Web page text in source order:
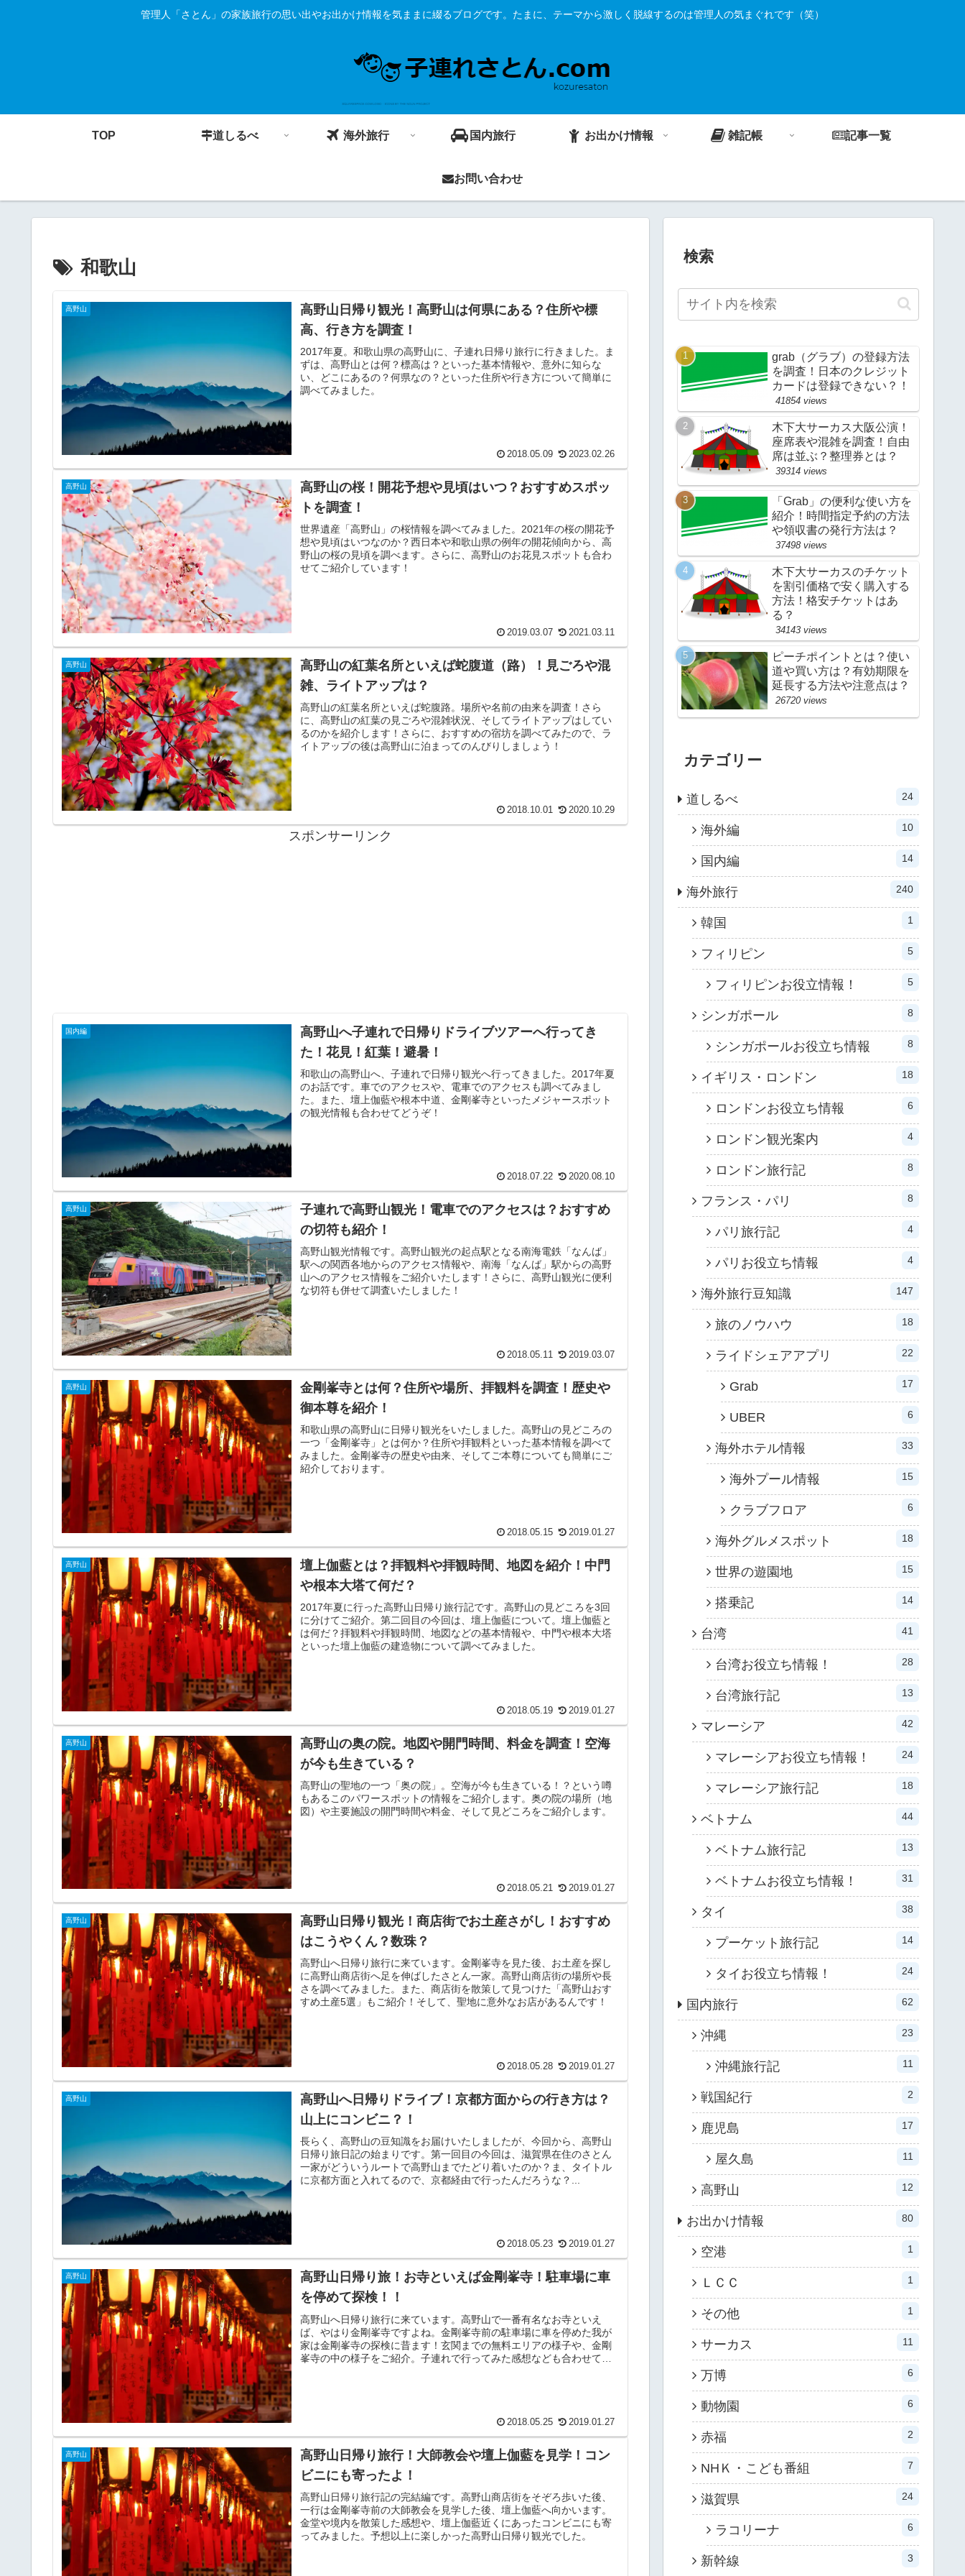
管理人「さとん」の家族旅行の思い出やお出かけ情報を気ままに綴るブログです。たまに、テーマから激しく脱線するのは管理人の気まぐれです（笑）
TOP 道しるべ 海外旅行 国内旅行 お出かけ情報 雑記帳 記事一覧
お問い合わせ
和歌山
高野山
高野山日帰り観光！高野山は何県にある？住所や標
高、行き方を調査！
2017年夏。和歌山県の高野山に、子連れ日帰り旅行に行きました。ま
ずは、高野山とは何？標高は？といった基本情報や、意外に知らな
い、どこにあるの？何県なの？といった住所や行き方について簡単に
調べてみました。
2018.05.09 2023.02.26
高野山
高野山の桜！開花予想や見頃はいつ？おすすめスポッ
トを調査！
世界遺産「高野山」の桜情報を調べてみました。2021年の桜の開花予
想や見頃はいつなのか？西日本や和歌山県の例年の開花傾向から、高
野山の桜の見頃を調べます。さらに、高野山のお花見スポットも合わ
せてご紹介しています！
2019.03.07 2021.03.11
高野山
高野山の紅葉名所といえば蛇腹道（路）！見ごろや混
雑、ライトアップは？
高野山の紅葉名所といえば蛇腹路。場所や名前の由来を調査！さら
に、高野山の紅葉の見ごろや混雑状況、そしてライトアップはしてい
るのかを紹介します！さらに、おすすめの宿坊を調べてみたので、ラ
イトアップの後は高野山に泊まってのんびりしましょう！
2018.10.01 2020.10.29
スポンサーリンク
国内編
高野山へ子連れで日帰りドライブツアーへ行ってき
た！花見！紅葉！避暑！
和歌山の高野山へ、子連れで日帰り観光へ行ってきました。2017年夏
のお話です。車でのアクセスや、電車でのアクセスも調べてみまし
た。また、壇上伽藍や根本中道、金剛峯寺といったメジャースポット
の観光情報も合わせてどうぞ！
2018.07.22 2020.08.10
高野山
子連れで高野山観光！電車でのアクセスは？おすすめ
の切符も紹介！
高野山観光情報です。高野山観光の起点駅となる南海電鉄「なんば」
駅への関西各地からのアクセス情報や、南海「なんば」駅からの高野
山へのアクセス情報をご紹介いたします！さらに、高野山観光に便利
な切符も併せて調査いたしました！
2018.05.11 2019.03.07
高野山
金剛峯寺とは何？住所や場所、拝観料を調査！歴史や
御本尊を紹介！
和歌山県の高野山に日帰り観光をいたしました。高野山の見どころの
一つ「金剛峯寺」とは何か？住所や拝観料といった基本情報を調べて
みました。金剛峯寺の歴史や由来、そしてご本尊についても簡単にご
紹介しております。
2018.05.15 2019.01.27
高野山
壇上伽藍とは？拝観料や拝観時間、地図を紹介！中門
や根本大塔て何だ？
2017年夏に行った高野山日帰り旅行記です。高野山の見どころを3回
に分けてご紹介。第二回目の今回は、壇上伽藍について。壇上伽藍と
は何だ？拝観料や拝観時間、地図などの基本情報や、中門や根本大塔
といった壇上伽藍の建造物について調べてみました。
2018.05.19 2019.01.27
高野山
高野山の奥の院。地図や開門時間、料金を調査！空海
が今も生きている？
高野山の聖地の一つ「奥の院」。空海が今も生きている！？という噂
もあるこのパワースポットの情報をご紹介します。奥の院の場所（地
図）や主要施設の開門時間や料金、そして見どころをご紹介します。
2018.05.21 2019.01.27
高野山
高野山日帰り観光！商店街でお土産さがし！おすすめ
はこうやくん？数珠？
高野山へ日帰り旅行に来ています。金剛峯寺を見た後、お土産を探し
に高野山商店街へ足を伸ばしたさとん一家。高野山商店街の場所や長
さを調べてみました。また、商店街を散策して見つけた「高野山おす
すめ土産5選」もご紹介！そして、聖地に意外なお店があるんです！
2018.05.28 2019.01.27
高野山
高野山へ日帰りドライブ！京都方面からの行き方は？
山上にコンビニ？！
長らく、高野山の豆知識をお届けいたしましたが、今回から、高野山
日帰り旅日記の始まりです。第一回目の今回は、滋賀県在住のさとん
一家がどういうルートで高野山までたどり着いたのか？ま、タイトル
に京都方面と入れてるので、京都経由で行ったんだろうな？...
2018.05.23 2019.01.27
高野山
高野山日帰り旅！お寺といえば金剛峯寺！駐車場に車
を停めて探検！！
高野山へ日帰り旅行に来ています。高野山で一番有名なお寺といえ
ば、やはり金剛峯寺ですよね。金剛峯寺前の駐車場に車を停めた我が
家は金剛峯寺の探検に昔ます！玄関までの無料エリアの様子や、金剛
峯寺の中の様子をご紹介。子連れで行ってみた感想なども合わせてど
2018.05.25 2019.01.27
高野山
高野山日帰り旅行！大師教会や壇上伽藍を見学！コン
ビニにも寄ったよ！
高野山日帰り旅行記の完結編です。高野山商店街をそぞろ歩いた後、
一行は金剛峯寺前の大師教会を見学した後、壇上伽藍へ向かいます。
金堂や境内を散策した感想や、壇上伽藍近くにあったコンビニにも寄
ってみました。予想以上に楽しかった高野山日帰り観光でした。
検索
grab（グラブ）の登録方法
を調査！日本のクレジット
カードは登録できない？！
41854 views
木下大サーカス大阪公演！
座席表や混雑を調査！自由
席は並ぶ？整理券とは？
39314 views
「Grab」の便利な使い方を
紹介！時間指定予約の方法
や領収書の発行方法は？
37498 views
木下大サーカスのチケット
を割引価格で安く購入する
方法！格安チケットはあ
る？
34143 views
ピーチポイントとは？使い
道や買い方は？有効期限を
延長する方法や注意点は？
26720 views
カテゴリー
道しるべ 24
海外編 10
国内編 14
海外旅行 240
韓国 1
フィリピン 5
フィリピンお役立情報！ 5
シンガポール 8
シンガポールお役立ち情報 8
イギリス・ロンドン 18
ロンドンお役立ち情報 6
ロンドン観光案内 4
ロンドン旅行記 8
フランス・パリ 8
パリ旅行記 4
パリお役立ち情報 4
海外旅行豆知識 147
旅のノウハウ 18
ライドシェアアプリ 22
Grab 17
UBER 6
海外ホテル情報 33
海外プール情報 15
クラブフロア 6
海外グルメスポット 18
世界の遊園地 15
搭乗記 14
台湾 41
台湾お役立ち情報！ 28
台湾旅行記 13
マレーシア 42
マレーシアお役立ち情報！ 24
マレーシア旅行記 18
ベトナム 44
ベトナム旅行記 13
ベトナムお役立ち情報！ 31
タイ 38
プーケット旅行記 14
タイお役立ち情報！ 24
国内旅行 62
沖縄 23
沖縄旅行記 11
戦国紀行 2
鹿児島 17
屋久島 11
高野山 12
お出かけ情報 80
空港 1
ＬＣＣ 1
その他 1
サーカス 11
万博 6
動物園 6
赤福 2
NHＫ・こども番組 7
滋賀県 24
ラコリーナ 6
新幹線 3